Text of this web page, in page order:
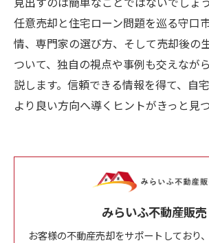
任意売却と住宅ローン問題を巡る守口
情、専門家の選び方、そして売却後の
ついて、独自の視点や事例も交えなが
説します。信頼できる情報を得て、自
より良い方向へ導くヒントがきっと見つ
みらいふ不動産販売
お客様の不動産売却をサポートしており